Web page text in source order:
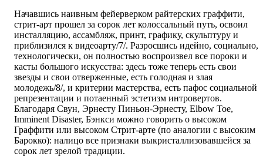
Начавшись наивным фейерверком райтерских граффити,
стрит-арт прошел за сорок лет колоссальный путь, освоил
инсталляцию, ассамбляж, принт, графику, скульптуру и
приблизился к видеоарту/7/. Разросшись идейно, социально,
технологически, он полностью воспроизвел все пороки и
касты большого искусства: здесь тоже теперь есть свои
звезды и свои отверженные, есть голодная и злая
молодежь/8/, и критерии мастерства, есть пафос социальной
репрезентации и потаенный эстетизм интровертов.
Благодаря Свун, Эрнесту Пиньон-Эрнесту, Elbow Toe,
Imminent Disaster, Бэнкси можно говорить о высоком
Граффити или высоком Стрит-арте (по аналогии с высоким
Барокко): налицо все признаки выкристаллизовавшейся за
сорок лет зрелой традиции.